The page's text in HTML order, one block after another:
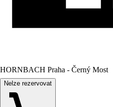
HORNBACH Praha - Černý Most
Nelze rezervovat